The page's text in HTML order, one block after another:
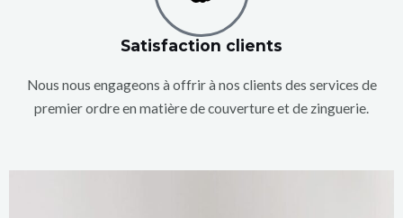
Satisfaction clients
Nous nous engageons à offrir à nos clients des services de
premier ordre en matière de couverture et de zinguerie.